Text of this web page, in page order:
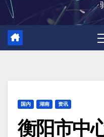
国内 湖南 资讯
衡阳市中